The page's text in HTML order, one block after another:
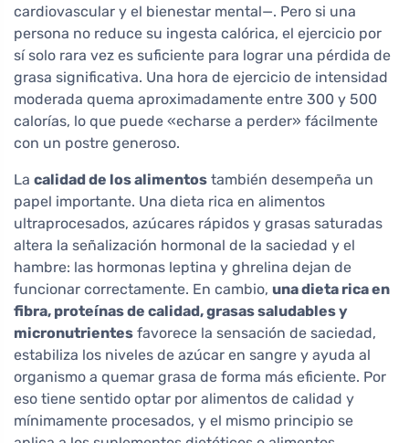
cardiovascular y el bienestar mental—. Pero si una
persona no reduce su ingesta calórica, el ejercicio por
sí solo rara vez es suficiente para lograr una pérdida de
grasa significativa. Una hora de ejercicio de intensidad
moderada quema aproximadamente entre 300 y 500
calorías, lo que puede «echarse a perder» fácilmente
con un postre generoso.
La calidad de los alimentos también desempeña un
papel importante. Una dieta rica en alimentos
ultraprocesados, azúcares rápidos y grasas saturadas
altera la señalización hormonal de la saciedad y el
hambre: las hormonas leptina y ghrelina dejan de
funcionar correctamente. En cambio, una dieta rica en
fibra, proteínas de calidad, grasas saludables y
micronutrientes favorece la sensación de saciedad,
estabiliza los niveles de azúcar en sangre y ayuda al
organismo a quemar grasa de forma más eficiente. Por
eso tiene sentido optar por alimentos de calidad y
mínimamente procesados, y el mismo principio se